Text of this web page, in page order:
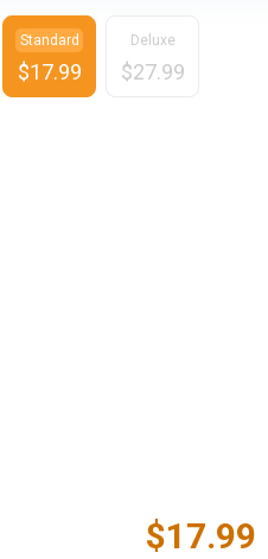
$17.99
Standard
$17.99
Deluxe
$27.99